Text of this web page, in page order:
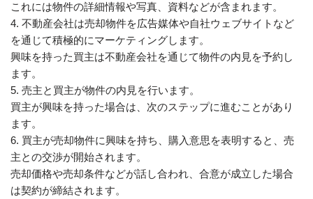
これには物件の詳細情報や写真、資料などが含まれます。
4. 不動産会社は売却物件を広告媒体や自社ウェブサイトなど
を通じて積極的にマーケティングします。
興味を持った買主は不動産会社を通じて物件の内見を予約し
ます。
5. 売主と買主が物件の内見を行います。
買主が興味を持った場合は、次のステップに進むことがあり
ます。
6. 買主が売却物件に興味を持ち、購入意思を表明すると、売
主との交渉が開始されます。
売却価格や売却条件などが話し合われ、合意が成立した場合
は契約が締結されます。